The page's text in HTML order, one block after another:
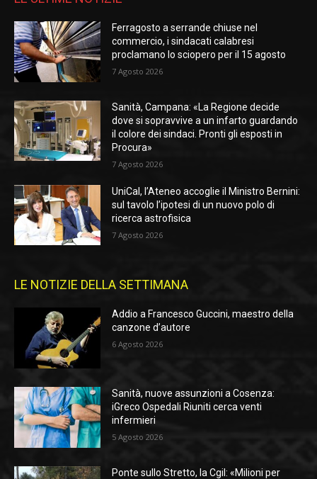
Ferragosto a serrande chiuse nel
commercio, i sindacati calabresi
proclamano lo sciopero per il 15 agosto
7 Agosto 2026
Sanità, Campana: «La Regione decide
dove si sopravvive a un infarto guardando
il colore dei sindaci. Pronti gli esposti in
Procura»
7 Agosto 2026
UniCal, l’Ateneo accoglie il Ministro Bernini:
sul tavolo l’ipotesi di un nuovo polo di
ricerca astrofisica
7 Agosto 2026
LE NOTIZIE DELLA SETTIMANA
Addio a Francesco Guccini, maestro della
canzone d’autore
6 Agosto 2026
Sanità, nuove assunzioni a Cosenza:
iGreco Ospedali Riuniti cerca venti
infermieri
5 Agosto 2026
Ponte sullo Stretto, la Cgil: «Milioni per